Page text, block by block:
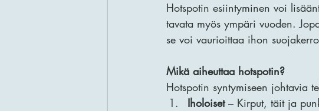
Hotspotin esiintyminen voi
tavata myös ympäri vuoden.
se voi vaurioittaa ihon
Mikä aiheuttaa hotspotin?
Hotspotin syntymiseen johtavia
Iholoiset – Kirput, täit ja